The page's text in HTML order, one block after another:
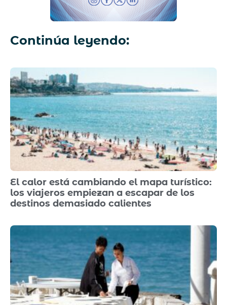
Continúa leyendo:
El calor está cambiando el mapa turístico:
los viajeros empiezan a escapar de los
destinos demasiado calientes